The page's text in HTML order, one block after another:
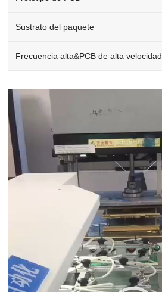
Sustrato del paquete
Frecuencia alta&PCB de alta velocidad
Video
Player